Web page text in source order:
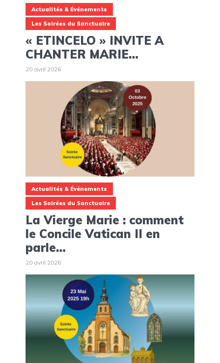
Actualités & Événements
Les Soirées du Sanctuaire
« ETINCELO » INVITE A
CHANTER MARIE…
20 avril 2026
Actualités & Événements
Les Soirées du Sanctuaire
La Vierge Marie : comment
le Concile Vatican II en
parle…
20 avril 2026